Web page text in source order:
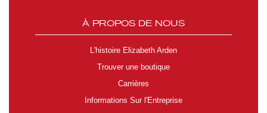
À PROPOS DE NOUS
L'histoire Elizabeth Arden
Trouver une boutique
Carrières
Informations Sur l'Entreprise